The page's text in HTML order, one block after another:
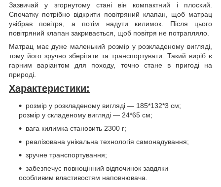
Зазвичай у згорнутому стані він компактний і плоский.
Спочатку потрібно відкрити повітряний клапан, щоб матрац
увібрав повітря, а потім надути килимок. Після цього
повітряний клапан закривається, щоб повітря не потрапляло.
Матрац має дуже маленький розмір у розкладеному вигляді,
тому його зручно зберігати та транспортувати. Такий виріб є
гарним варіантом для походу, точно стане в пригоді на
природі.
Характеристики:
розмір у розкладеному вигляді — 185*132*3 см;
розмір у складеному вигляді — 24*65 см;
вага килимка становить 2300 г;
реалізована унікальна технологія самонадування;
зручне транспортування;
забезпечує повноцінний відпочинок завдяки
особливим властивостям наповнювача.